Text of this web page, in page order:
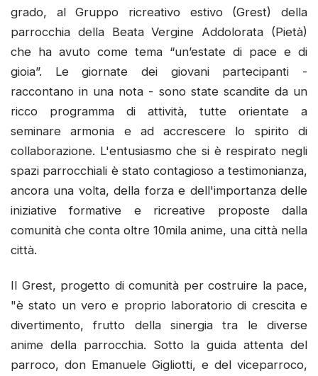
grado, al Gruppo ricreativo estivo (Grest) della
parrocchia della Beata Vergine Addolorata (Pietà)
che ha avuto come tema “un’estate di pace e di
gioia”. Le giornate dei giovani partecipanti -
raccontano in una nota - sono state scandite da un
ricco programma di attività, tutte orientate a
seminare armonia e ad accrescere lo spirito di
collaborazione. L'entusiasmo che si è respirato negli
spazi parrocchiali è stato contagioso a testimonianza,
ancora una volta, della forza e dell'importanza delle
iniziative formative e ricreative proposte dalla
comunità che conta oltre 10mila anime, una città nella
città.
Il Grest, progetto di comunità per costruire la pace,
"è stato un vero e proprio laboratorio di crescita e
divertimento, frutto della sinergia tra le diverse
anime della parrocchia. Sotto la guida attenta del
parroco, don Emanuele Gigliotti, e del viceparroco,